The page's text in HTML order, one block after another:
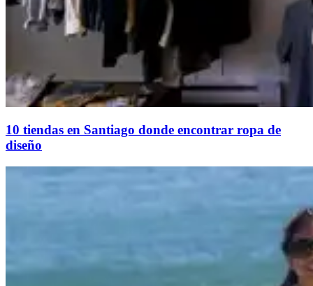
10 tiendas en Santiago donde encontrar ropa de
diseño